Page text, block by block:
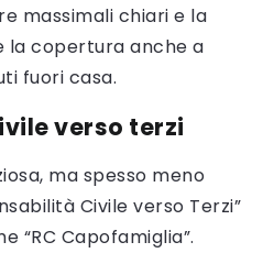
massimali chiari e la
la copertura anche a
fuori casa.
verso terzi
ma spesso meno
Civile verso Terzi”
“RC Capofamiglia”.